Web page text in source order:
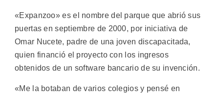
«Expanzoo» es el nombre del parque que abrió sus
puertas en septiembre de 2000, por iniciativa de
Omar Nucete, padre de una joven discapacitada,
quien financió el proyecto con los ingresos
obtenidos de un software bancario de su invención.
«Me la botaban de varios colegios y pensé en